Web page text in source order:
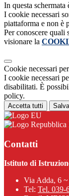
In questa
I cookie necessari
piattaforma e non è
Per conoscere quali
visionare la
Cookie necessari
I cookie necessari
disabilitati. È
policy.
Accetta tutti
Contatti
Istituto di
Via Adda, 6
Tel: Tel. 039-